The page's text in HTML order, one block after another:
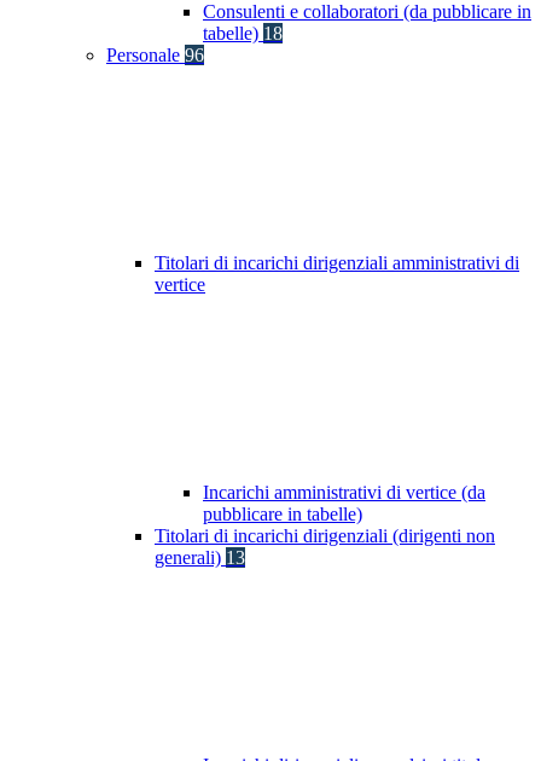
Consulenti e collaboratori (da pubblicare in
tabelle) 18
Personale 96
Titolari di incarichi dirigenziali amministrativi di
vertice
Incarichi amministrativi di vertice (da
pubblicare in tabelle)
Titolari di incarichi dirigenziali (dirigenti non
generali) 13